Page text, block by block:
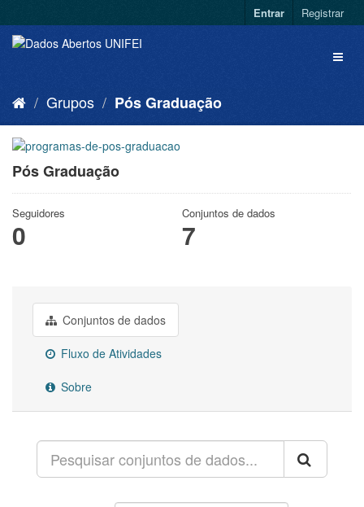
Entrar Registrar
Grupos Pós Graduação
Pós Graduação
Seguidores
0
Conjuntos de dados
7
Conjuntos de dados
Fluxo de Atividades
Sobre